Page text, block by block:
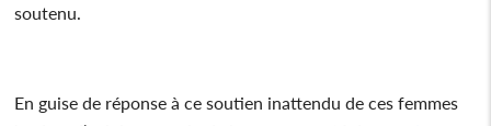
soutenu.
En guise de réponse à ce soutien inattendu de ces femmes